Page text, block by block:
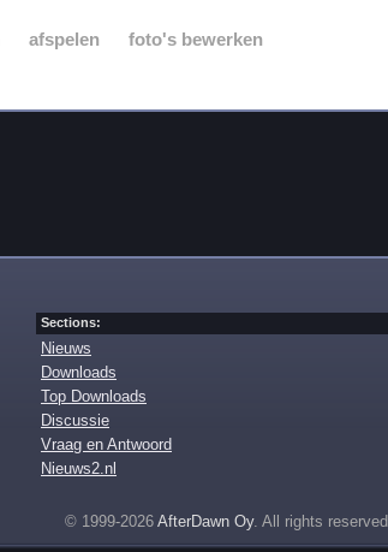
afspelen
foto's bewerken
Sections:
Nieuws
Downloads
Top Downloads
Discussie
Vraag en Antwoord
Nieuws2.nl
© 1999-2026 AfterDawn Oy. All rights reserved